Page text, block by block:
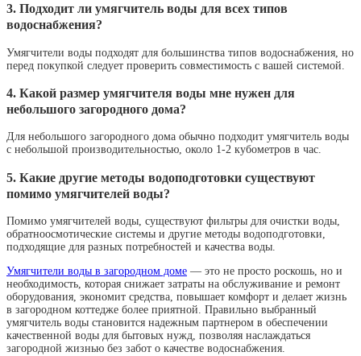
3. Подходит ли умягчитель воды для всех типов
водоснабжения?
Умягчители воды подходят для большинства типов водоснабжения, но
перед покупкой следует проверить совместимость с вашей системой.
4. Какой размер умягчителя воды мне нужен для
небольшого загородного дома?
Для небольшого загородного дома обычно подходит умягчитель воды
с небольшой производительностью, около 1-2 кубометров в час.
5. Какие другие методы водоподготовки существуют
помимо умягчителей воды?
Помимо умягчителей воды, существуют фильтры для очистки воды,
обратноосмотические системы и другие методы водоподготовки,
подходящие для разных потребностей и качества воды.
Умягчители воды в загородном доме — это не просто роскошь, но и
необходимость, которая снижает затраты на обслуживание и ремонт
оборудования, экономит средства, повышает комфорт и делает жизнь
в загородном коттедже более приятной. Правильно выбранный
умягчитель воды становится надежным партнером в обеспечении
качественной воды для бытовых нужд, позволяя наслаждаться
загородной жизнью без забот о качестве водоснабжения.